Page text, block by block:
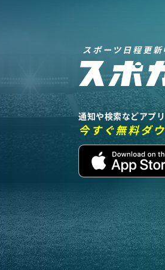
スポーツ日程更新
通知や検索などアプ
今すぐ無料ダ